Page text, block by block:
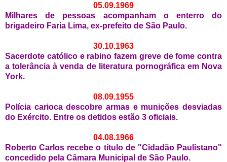
05.09.1969
Milhares de pessoas acompanham o enterro do
brigadeiro Faria Lima, ex-prefeito de São Paulo.
30.10.1963
Sacerdote católico e rabino fazem greve de fome contra
a tolerância à venda de literatura pornográfica em Nova
York.
08.09.1955
Polícia carioca descobre armas e munições desviadas
do Exército. Entre os detidos estão 3 oficiais.
04.08.1966
Roberto Carlos recebe o título de "Cidadão Paulistano"
concedido pela Câmara Municipal de São Paulo.